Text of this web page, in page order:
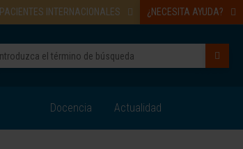
PACIENTES INTERNACIONALES ¿NECESITA AYUDA?
Docencia Actualidad